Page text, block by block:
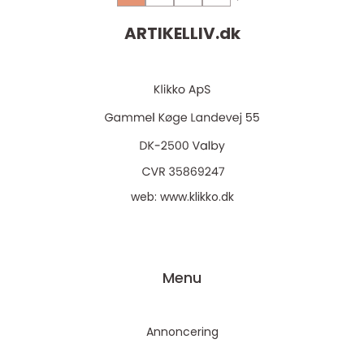
ARTIKELLIV.dk
web: www.klikko.dk
Menu
Annoncering